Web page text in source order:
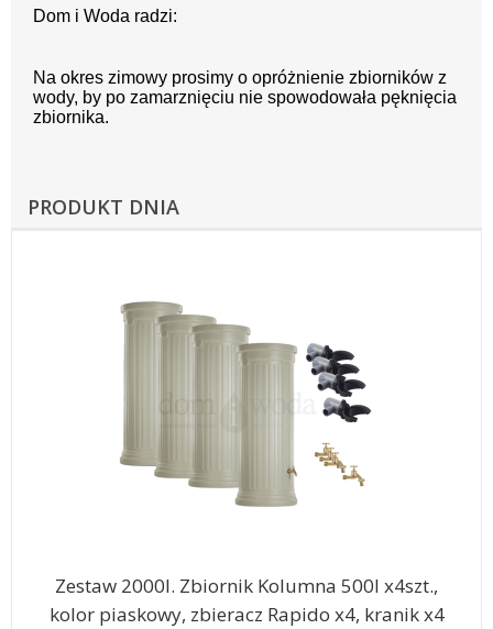
Dom i Woda radzi:
Na okres zimowy prosimy o opróżnienie zbiorników z
wody, by po zamarznięciu nie spowodowała pęknięcia
zbiornika.
PRODUKT DNIA
Zestaw 2000l. Zbiornik Kolumna 500l x4szt.,
kolor piaskowy, zbieracz Rapido x4, kranik x4